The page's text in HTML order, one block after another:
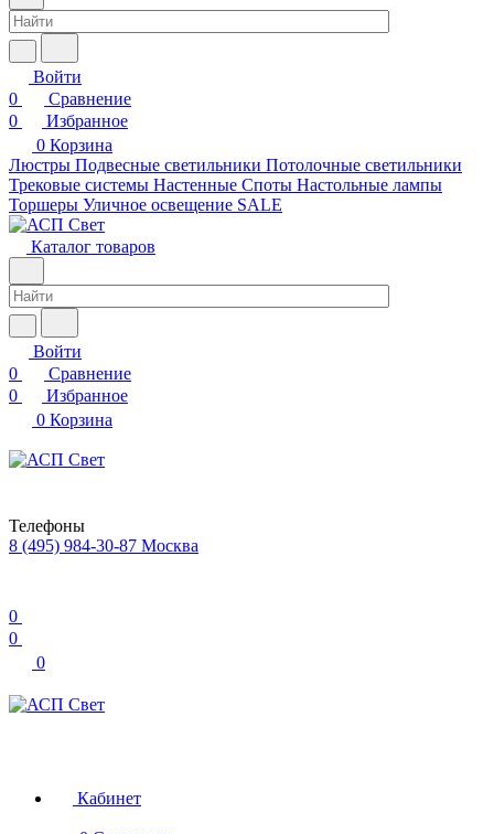
Войти
0
Сравнение
0
Избранное
0 Корзина
Люстры Подвесные светильники Потолочные светильники
Трековые системы Настенные Споты Настольные лампы
Торшеры Уличное освещение SALE
Каталог товаров
Войти
0
Сравнение
0
Избранное
0 Корзина
Телефоны
8 (495) 984-30-87 Москва
0
0
0
Кабинет